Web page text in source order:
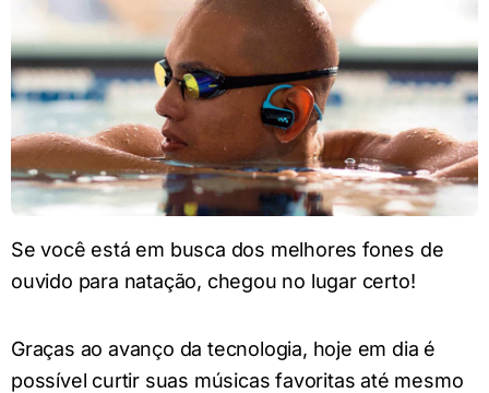
Se você está em busca dos melhores fones de
ouvido para natação, chegou no lugar certo!
Graças ao avanço da tecnologia, hoje em dia é
possível curtir suas músicas favoritas até mesmo